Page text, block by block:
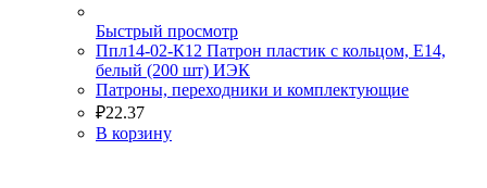
Быстрый просмотр
Ппл14-02-К12 Патрон пластик с кольцом, Е14,
белый (200 шт) ИЭК
Патроны, переходники и комплектующие
₽22.37
В корзину